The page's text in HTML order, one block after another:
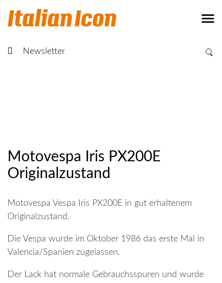
Newsletter
Motovespa Iris PX200E
Originalzustand
Motovespa Vespa Iris PX200E in gut erhaltenem
Originalzustand.
Die Vespa wurde im Oktober 1986 das erste Mal in
Valencia/Spanien zugelassen.
Der Lack hat normale Gebrauchsspuren und wurde